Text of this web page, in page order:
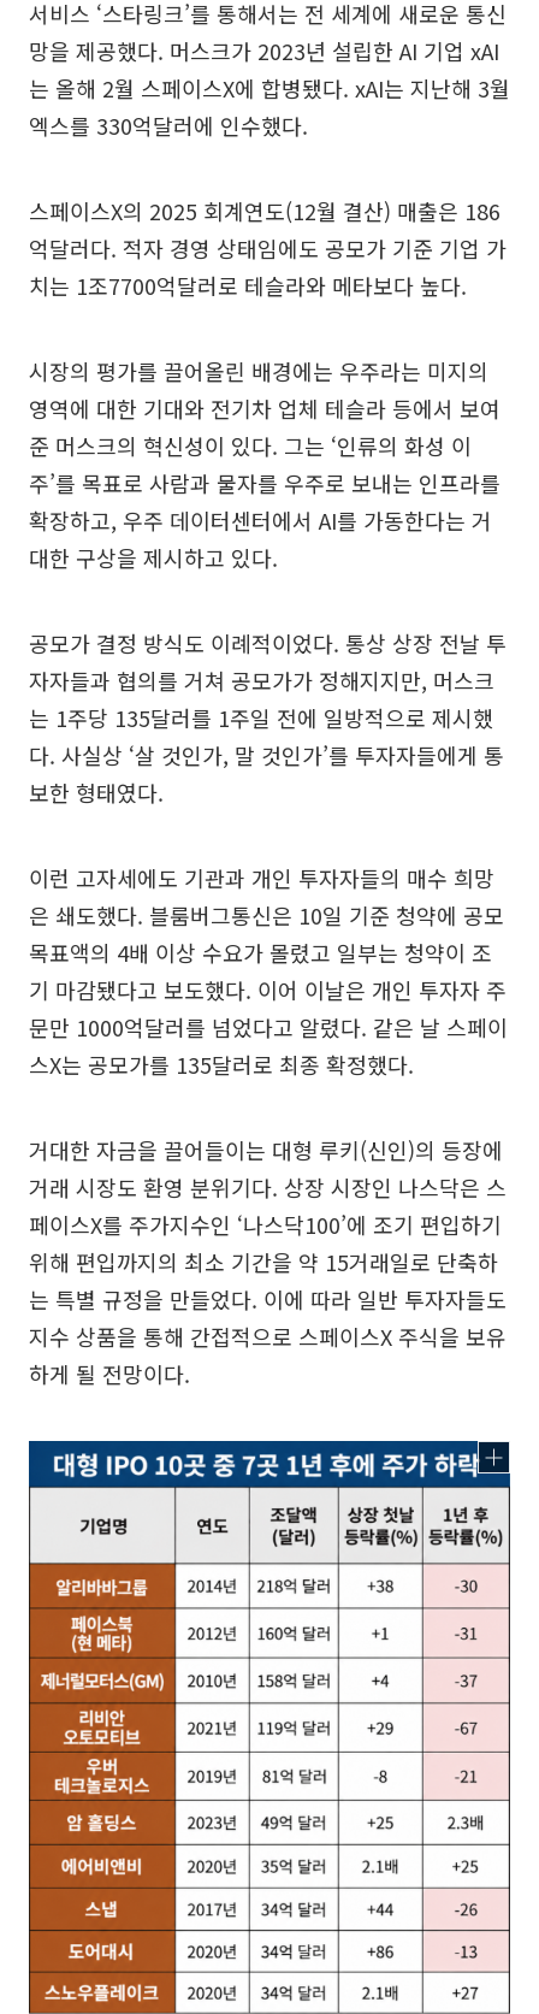
서비스 ‘스타링크’를 통해서는 전 세계에 새로운 통신
망을 제공했다. 머스크가 2023년 설립한 AI 기업 xAI
는 올해 2월 스페이스X에 합병됐다. xAI는 지난해 3월
엑스를 330억달러에 인수했다.
스페이스X의 2025 회계연도(12월 결산) 매출은 186
억달러다. 적자 경영 상태임에도 공모가 기준 기업 가
치는 1조7700억달러로 테슬라와 메타보다 높다.
시장의 평가를 끌어올린 배경에는 우주라는 미지의
영역에 대한 기대와 전기차 업체 테슬라 등에서 보여
준 머스크의 혁신성이 있다. 그는 ‘인류의 화성 이
주’를 목표로 사람과 물자를 우주로 보내는 인프라를
확장하고, 우주 데이터센터에서 AI를 가동한다는 거
대한 구상을 제시하고 있다.
공모가 결정 방식도 이례적이었다. 통상 상장 전날 투
자자들과 협의를 거쳐 공모가가 정해지지만, 머스크
는 1주당 135달러를 1주일 전에 일방적으로 제시했
다. 사실상 ‘살 것인가, 말 것인가’를 투자자들에게 통
보한 형태였다.
이런 고자세에도 기관과 개인 투자자들의 매수 희망
은 쇄도했다. 블룸버그통신은 10일 기준 청약에 공모
목표액의 4배 이상 수요가 몰렸고 일부는 청약이 조
기 마감됐다고 보도했다. 이어 이날은 개인 투자자 주
문만 1000억달러를 넘었다고 알렸다. 같은 날 스페이
스X는 공모가를 135달러로 최종 확정했다.
거대한 자금을 끌어들이는 대형 루키(신인)의 등장에
거래 시장도 환영 분위기다. 상장 시장인 나스닥은 스
페이스X를 주가지수인 ‘나스닥100’에 조기 편입하기
위해 편입까지의 최소 기간을 약 15거래일로 단축하
는 특별 규정을 만들었다. 이에 따라 일반 투자자들도
지수 상품을 통해 간접적으로 스페이스X 주식을 보유
하게 될 전망이다.